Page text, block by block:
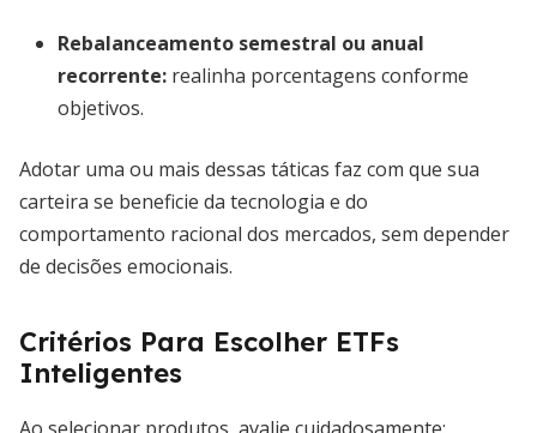
Rebalanceamento semestral ou anual
recorrente: realinha porcentagens conforme
objetivos.
Adotar uma ou mais dessas táticas faz com que sua
carteira se beneficie da tecnologia e do
comportamento racional dos mercados, sem depender
de decisões emocionais.
Critérios Para Escolher ETFs
Inteligentes